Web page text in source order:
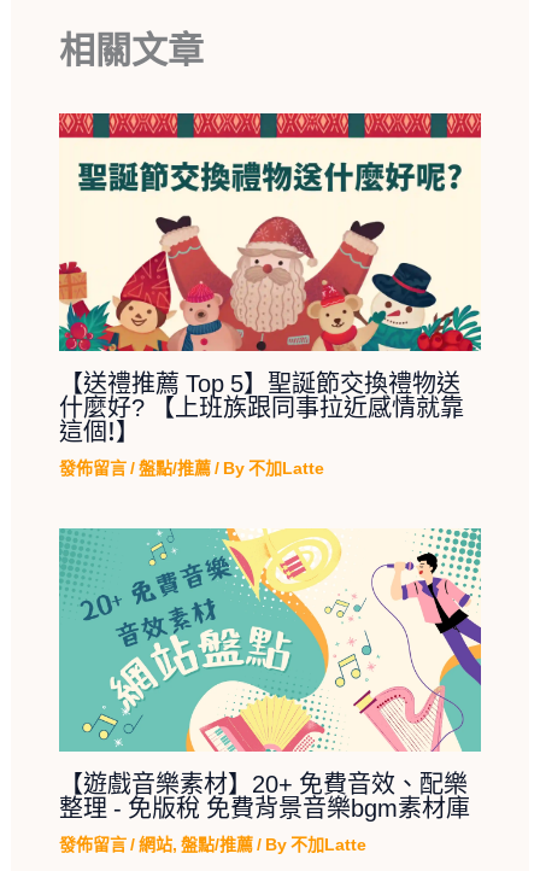
相關文章
【送禮推薦 Top 5】聖誕節交換禮物送
什麼好? 【上班族跟同事拉近感情就靠
這個!】
發佈留言/盤點/推薦/ By不加Latte
【遊戲音樂素材】20+ 免費音效、配樂
整理 - 免版稅 免費背景音樂bgm素材庫
發佈留言/網站, 盤點/推薦/ By不加Latte